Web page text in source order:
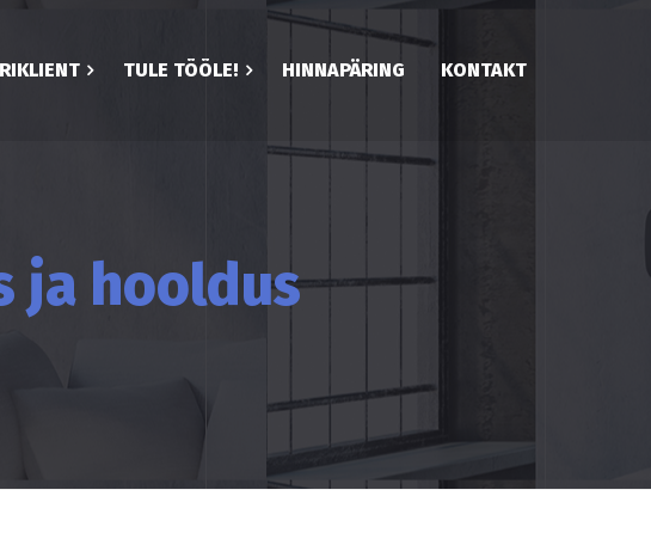
TULE TÖÖLE! HINNAPÄRING KONTAKT
ja hooldus